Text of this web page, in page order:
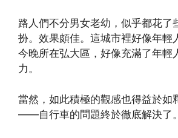
路人們不分男女老幼，似乎都花了
扮。效果頗佳。這城市裡好像年輕
今晚所在弘大區，好像充滿了年輕
力。
當然，如此積極的觀感也得益於如
——自行車的問題終於徹底解決了。